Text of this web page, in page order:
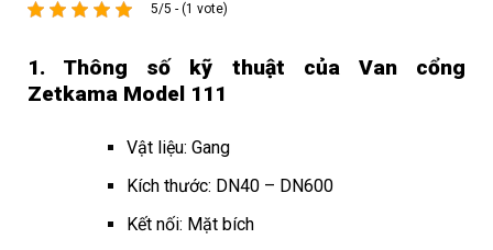
5/5 - (1 vote)
1. Thông số kỹ thuật của Van cổng
Zetkama Model 111
Vật liệu: Gang
Kích thước: DN40 – DN600
Kết nối: Mặt bích